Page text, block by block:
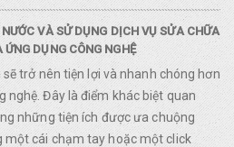
VÀ SỬ DỤNG DỊCH VỤ SỬA CHỮA
DỤNG CÔNG NGHỆ
trở nên tiện lợi và nhanh chóng hơn
nghệ. Đây là điểm khác biệt quan
những tiện ích được ưa chuộng
một cái chạm tay hoặc một click